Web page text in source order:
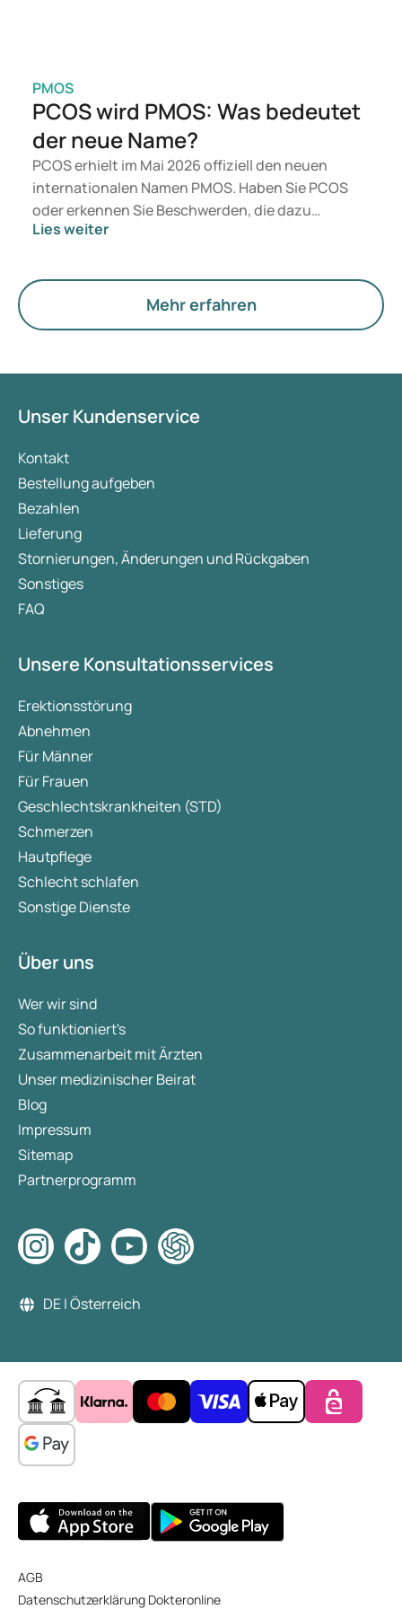
PMOS
PCOS wird PMOS: Was bedeutet
der neue Name?
PCOS erhielt im Mai 2026 offiziell den neuen
internationalen Namen PMOS. Haben Sie PCOS
oder erkennen Sie Beschwerden, die dazu
passen? Medizinisch ändert sich vorerst nichts.
Hormone, den Stoffwechsel und die Funktion der
Lies weiter
Mehr erfahren
Unser Kundenservice
Kontakt
Bestellung aufgeben
Bezahlen
Lieferung
Stornierungen, Änderungen und Rückgaben
Sonstiges
FAQ
Unsere Konsultationsservices
Erektionsstörung
Abnehmen
Für Männer
Für Frauen
Geschlechtskrankheiten (STD)
Schmerzen
Hautpflege
Schlecht schlafen
Sonstige Dienste
Über uns
Wer wir sind
So funktioniert's
Zusammenarbeit mit Ärzten
Unser medizinischer Beirat
Blog
Impressum
Sitemap
Partnerprogramm
DE | Österreich
AGB
Datenschutzerklärung Dokteronline